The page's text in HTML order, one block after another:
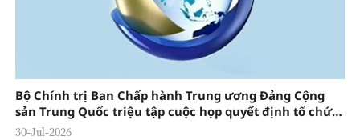
Bộ Chính trị Ban Chấp hành Trung ương Đảng Cộng
sản Trung Quốc triệu tập cuộc họp quyết định tổ chức
Hội nghị Trung ương 5 khóa XX
30-Jul-2026